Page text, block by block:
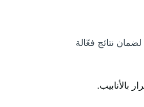
نتائج فعّالة
بالأنابيب.